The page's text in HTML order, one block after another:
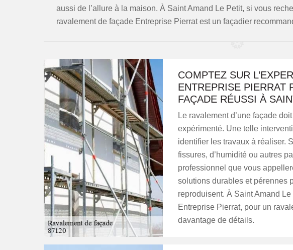
aussi de l’allure à la maison. À Saint Amand Le Petit, si vous
ravalement de façade Entreprise Pierrat est un façadier
COMPTEZ SUR
ENTREPRISE PIERRAT
FAÇADE RÉUSSI À
Le ravalement d’une façade
expérimenté. Une telle
identifier les travaux à réaliser.
fissures, d’humidité ou autres
professionnel que vous
solutions durables et pérennes
reproduisent. À Saint Amand
Entreprise Pierrat, pour un
davantage de détails.